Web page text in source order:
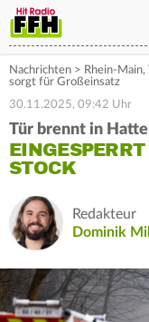
Nachrichten > Rhein-Main,
sorgt für Großeinsatz
30.11.2025, 09:42 Uhr
Tür brennt in
STOCK
Redakteur
Dominik